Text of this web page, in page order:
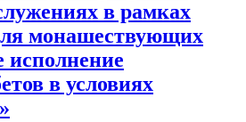
в рамках
монашествующих
исполнение
в условиях